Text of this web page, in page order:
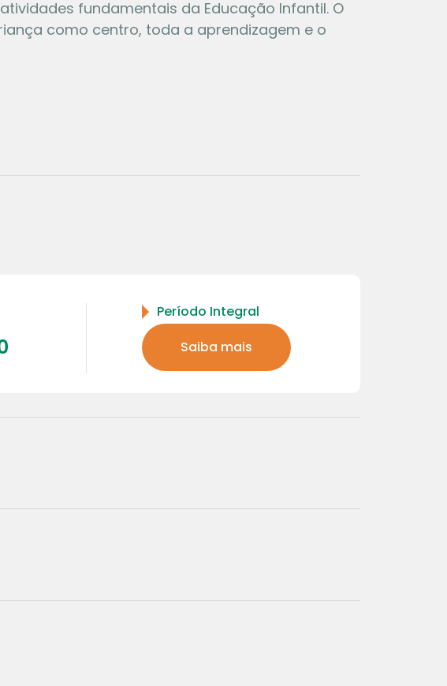
fundamentais da Educação Infantil. O
como centro, toda a aprendizagem e o
Período Integral
Saiba mais